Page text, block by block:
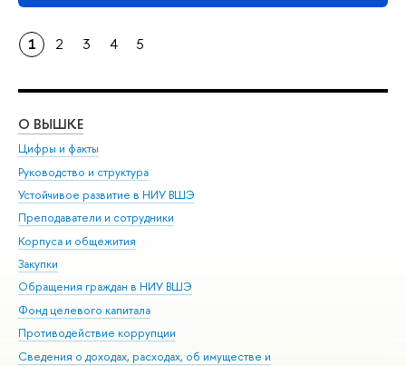
1 2 3 4 5
О ВЫШКЕ
Цифры и факты
Руководство и структура
Устойчивое развитие в НИУ ВШЭ
Преподаватели и сотрудники
Корпуса и общежития
Закупки
Обращения граждан в НИУ ВШЭ
Фонд целевого капитала
Противодействие коррупции
Сведения о доходах, расходах, об имуществе и